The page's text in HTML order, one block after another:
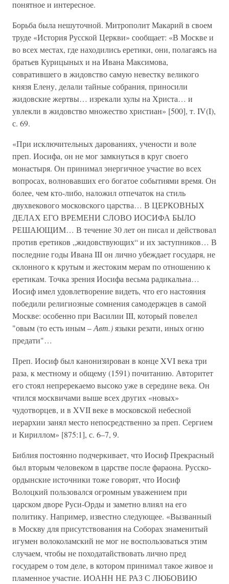
понятное и интересное.
Борьба была нешуточной. Митрополит Макарий в своем
труде «История Русской Церкви» сообщает: «В Москве и
во всех местах, где находились еретики, они, полагаясь на
братьев Курицыных и на Ивана Максимова,
совратившего в жидовство самую невестку великого
князя Елену, делали тайные собрания, приносили
жидовские жертвы… изрекали хулы на Христа… и
увлекли в жидовство множество христиан» [500], т. IV(I),
с. 69.
«При исключительных дарованиях, учености и воле
преп. Иосифа, он не мог замкнуться в круг своего
монастыря. Он принимал энергичное участие во всех
вопросах, волновавших его богатое событиями время. Он
более, чем кто-либо, наложил отпечаток на стиль
двухвекового московского царства… В ЦЕРКОВНЫХ
ДЕЛАХ ЕГО ВРЕМЕНИ СЛОВО ИОСИФА БЫЛО
РЕШАЮЩИМ… В течение 30 лет он писал и действовал
против еретиков „жидовствующих“ и их заступников… В
последние годы Ивана III он лично убеждает государя, не
склонного к крутым и жестоким мерам по отношению к
еретикам. Точка зрения Иосифа весьма радикальна…
Иосиф имел удовлетворение видеть, что его настояния
победили религиозные сомнения самодержцев в самой
Москве: особенно при Василии III, который повелел
"овым (то есть иным –Авт.)языки резати, иных огню
предати"…
Преп. Иосиф был канонизирован в конце XVI века три
раза, к местному и общему (1591) почитанию. Авторитет
его стоял непререкаемо высоко уже в середине века. Он
чтился москвичами выше всех других «новых»
чудотворцев, и в XVII веке в московской небесной
иерархии занял место непосредственно за преп. Сергием
и Кириллом» [875:1], с. 6–7, 9.
Библия постоянно подчеркивает, что Иосиф Прекрасный
был вторым человеком в царстве после фараона. Русско-
ордынские источники тоже говорят, что Иосиф
Волоцкий пользовался огромным уважением при
царском дворе Руси-Орды и заметно влиял на его
политику. Например, известно следующее. «Вызванный
в Москву для присутствования на Соборах знаменитый
игумен волоколамский не мог не воспользоваться этим
случаем, чтобы не походатайствовать лично пред
государем о том деле, в котором принимал такое живое и
пламенное участие. ИОАНН НЕ РАЗ С ЛЮБОВИЮ